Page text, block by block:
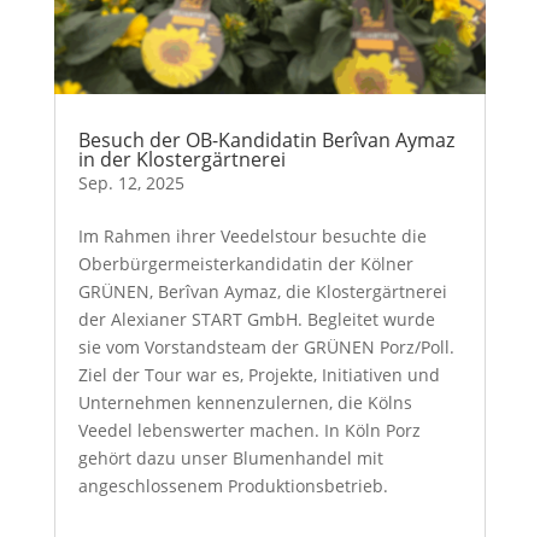
Besuch der OB-Kandidatin Berîvan Aymaz
in der Klostergärtnerei
Sep. 12, 2025
Im Rahmen ihrer Veedelstour besuchte die
Oberbürgermeisterkandidatin der Kölner
GRÜNEN, Berîvan Aymaz, die Klostergärtnerei
der Alexianer START GmbH. Begleitet wurde
sie vom Vorstandsteam der GRÜNEN Porz/Poll.
Ziel der Tour war es, Projekte, Initiativen und
Unternehmen kennenzulernen, die Kölns
Veedel lebenswerter machen. In Köln Porz
gehört dazu unser Blumenhandel mit
angeschlossenem Produktionsbetrieb.